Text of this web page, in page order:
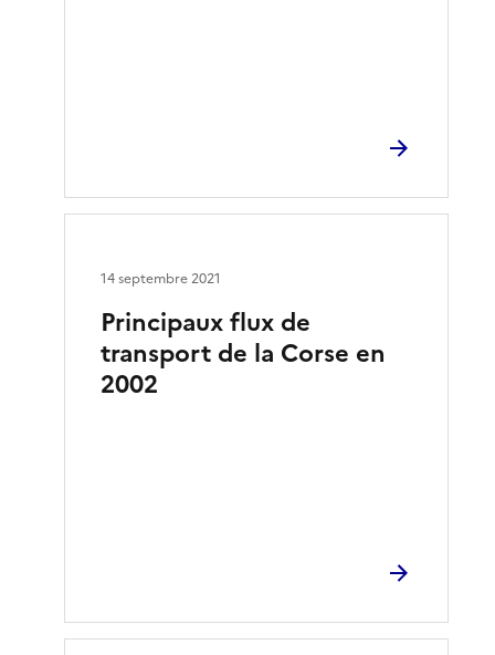
Principaux flux de
transport de la Corse en
2002
14 septembre 2021